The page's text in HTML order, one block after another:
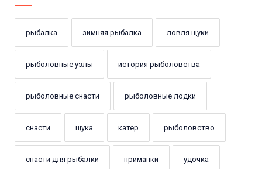
рыбалка зимняя рыбалка ловля щуки
рыболовные узлы история рыболовства
рыболовные снасти рыболовные лодки
снасти щука катер рыболовство
снасти для рыбалки приманки удочка